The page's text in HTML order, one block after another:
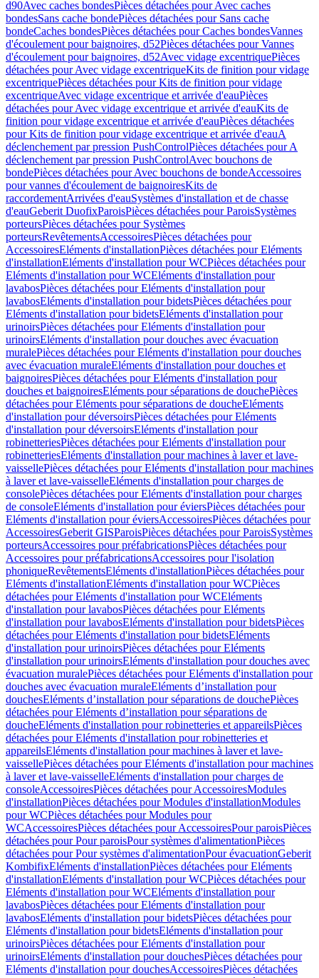
d90Avec caches bondesPièces détachées pour Avec caches
bondesSans cache bondePièces détachées pour Sans cache
bondeCaches bondesPièces détachées pour Caches bondesVannes
d'écoulement pour baignoires, d52Pièces détachées pour Vannes
d'écoulement pour baignoires, d52Avec vidage excentriquePièces
détachées pour Avec vidage excentriqueKits de finition pour vidage
excentriquePièces détachées pour Kits de finition pour vidage
excentriqueAvec vidage excentrique et arrivée d'eauPièces
détachées pour Avec vidage excentrique et arrivée d'eauKits de
finition pour vidage excentrique et arrivée d'eauPièces détachées
pour Kits de finition pour vidage excentrique et arrivée d'eauA
déclenchement par pression PushControlPièces détachées pour A
déclenchement par pression PushControlAvec bouchons de
bondePièces détachées pour Avec bouchons de bondeAccessoires
pour vannes d'écoulement de baignoiresKits de
raccordementArrivées d'eauSystèmes d'installation et de chasse
d'eauGeberit DuofixParoisPièces détachées pour ParoisSystèmes
porteursPièces détachées pour Systèmes
porteursRevêtementsAccessoiresPièces détachées pour
AccessoiresEléments d'installationPièces détachées pour Eléments
d'installationEléments d'installation pour WCPièces détachées pour
Eléments d'installation pour WCEléments d'installation pour
lavabosPièces détachées pour Eléments d'installation pour
lavabosEléments d'installation pour bidetsPièces détachées pour
Eléments d'installation pour bidetsEléments d'installation pour
urinoirsPièces détachées pour Eléments d'installation pour
urinoirsEléments d'installation pour douches avec évacuation
muralePièces détachées pour Eléments d'installation pour douches
avec évacuation muraleEléments d'installation pour douches et
baignoiresPièces détachées pour Eléments d'installation pour
douches et baignoiresEléments pour séparations de douchePièces
détachées pour Eléments pour séparations de doucheEléments
d'installation pour déversoirsPièces détachées pour Eléments
d'installation pour déversoirsEléments d'installation pour
robinetteriesPièces détachées pour Eléments d'installation pour
robinetteriesEléments d'installation pour machines à laver et lave-
vaissellePièces détachées pour Eléments d'installation pour machines
à laver et lave-vaisselleEléments d'installation pour charges de
consolePièces détachées pour Eléments d'installation pour charges
de consoleEléments d'installation pour éviersPièces détachées pour
Eléments d'installation pour éviersAccessoiresPièces détachées pour
AccessoiresGeberit GISParoisPièces détachées pour ParoisSystèmes
porteursAccessoires pour préfabricationsPièces détachées pour
Accessoires pour préfabricationsAccessoires pour l'isolation
phoniqueRevêtementsEléments d'installationPièces détachées pour
Eléments d'installationEléments d'installation pour WCPièces
détachées pour Eléments d'installation pour WCEléments
d'installation pour lavabosPièces détachées pour Eléments
d'installation pour lavabosEléments d'installation pour bidetsPièces
détachées pour Eléments d'installation pour bidetsEléments
d'installation pour urinoirsPièces détachées pour Eléments
d'installation pour urinoirsEléments d'installation pour douches avec
évacuation muralePièces détachées pour Eléments d'installation pour
douches avec évacuation muraleEléments d’installation pour
douchesEléments d’installation pour séparations de douchePièces
détachées pour Eléments d’installation pour séparations de
doucheEléments d'installation pour robinetteries et appareilsPièces
détachées pour Eléments d'installation pour robinetteries et
appareilsEléments d'installation pour machines à laver et lave-
vaissellePièces détachées pour Eléments d'installation pour machines
à laver et lave-vaisselleEléments d'installation pour charges de
consoleAccessoiresPièces détachées pour AccessoiresModules
d'installationPièces détachées pour Modules d'installationModules
pour WCPièces détachées pour Modules pour
WCAccessoiresPièces détachées pour AccessoiresPour paroisPièces
détachées pour Pour paroisPour systèmes d'alimentationPièces
détachées pour Pour systèmes d'alimentationPour évacuationGeberit
KombifixEléments d'installationPièces détachées pour Eléments
d'installationEléments d'installation pour WCPièces détachées pour
Eléments d'installation pour WCEléments d'installation pour
lavabosPièces détachées pour Eléments d'installation pour
lavabosEléments d'installation pour bidetsPièces détachées pour
Eléments d'installation pour bidetsEléments d'installation pour
urinoirsPièces détachées pour Eléments d'installation pour
urinoirsEléments d'installation pour douchesPièces détachées pour
Eléments d'installation pour douchesAccessoiresPièces détachées